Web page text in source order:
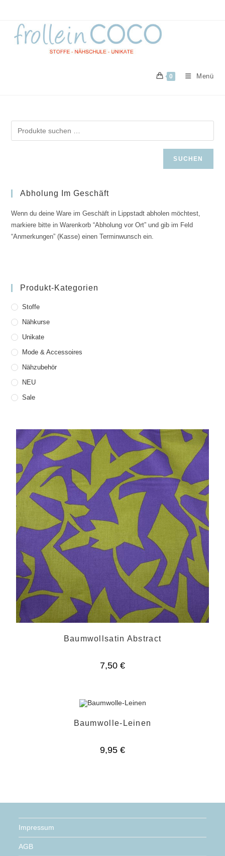
springen
0 Menü
SUCHEN
Abholung Im Geschäft
Wenn du deine Ware im Geschäft in Lippstadt abholen möchtest,
markiere bitte in Warenkorb “Abholung vor Ort” und gib im Feld
“Anmerkungen” (Kasse) einen Terminwunsch ein.
Produkt-Kategorien
Stoffe
Nähkurse
Unikate
Mode & Accessoires
Nähzubehör
NEU
Sale
Baumwollsatin Abstract
7,50 €
Baumwolle-Leinen
9,95 €
Impressum
AGB